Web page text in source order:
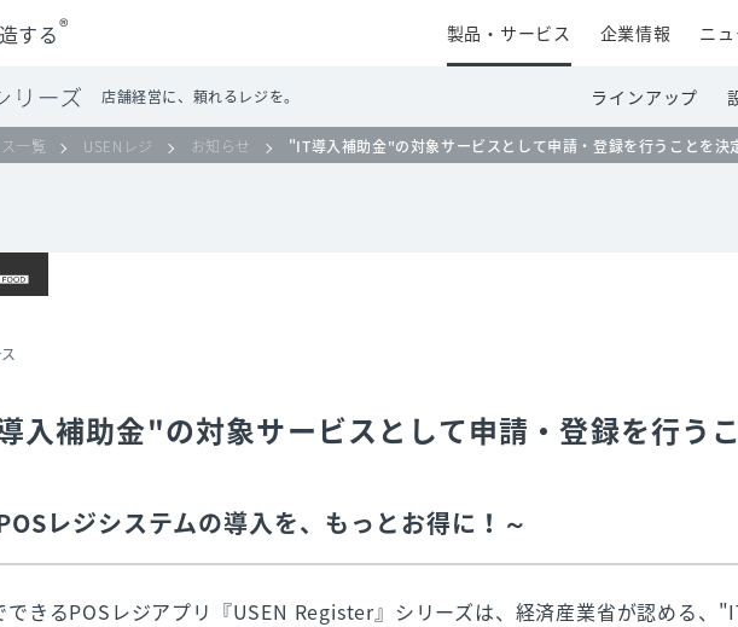
店舗経営に、頼れるレジを。 ラインアップ
製品・サービス 企業情報 ニ
する®
一覧 USENレジ お知らせ "IT導入補助金"の対象サービスとして申請・登録を行うことを決
入補助金"の対象サービスとして申請・登録を行う
レジシステムの導入を、もっとお得に！～
できるPOSレジアプリ『USEN Register』シリーズは、経済産業省が認める、